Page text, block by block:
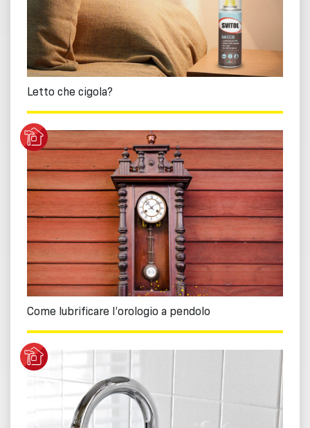
Letto che cigola?
Come lubrificare l’orologio a pendolo